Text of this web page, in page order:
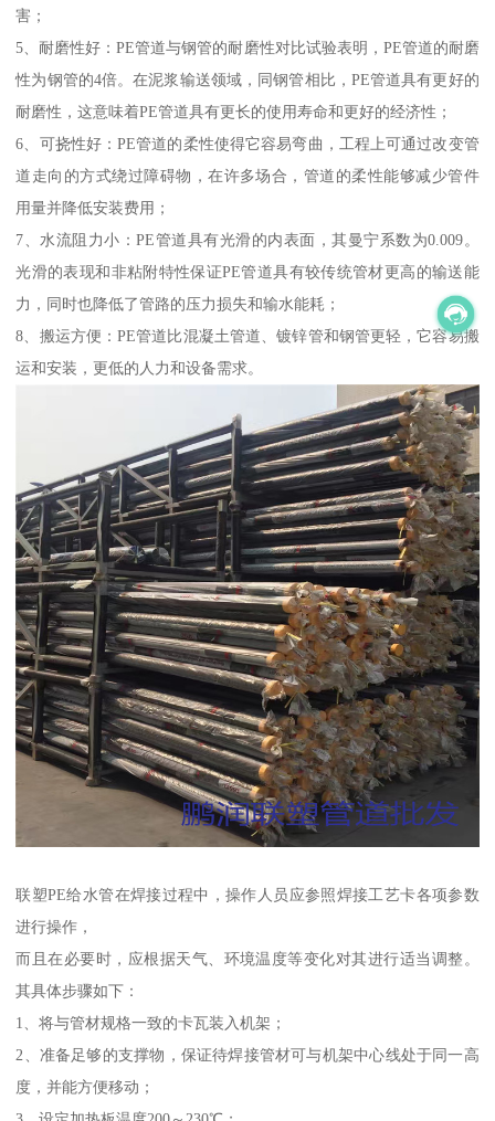
害；
5、耐磨性好：PE管道与钢管的耐磨性对比试验表明，PE管道的耐磨
性为钢管的4倍。在泥浆输送领域，同钢管相比，PE管道具有更好的
耐磨性，这意味着PE管道具有更长的使用寿命和更好的经济性；
6、可挠性好：PE管道的柔性使得它容易弯曲，工程上可通过改变管
道走向的方式绕过障碍物，在许多场合，管道的柔性能够减少管件
用量并降低安装费用；
7、水流阻力小：PE管道具有光滑的内表面，其曼宁系数为0.009。
光滑的表现和非粘附特性保证PE管道具有较传统管材更高的输送能
力，同时也降低了管路的压力损失和输水能耗；
8、搬运方便：PE管道比混凝土管道、镀锌管和钢管更轻，它容易搬
运和安装，更低的人力和设备需求。
联塑PE给水管在焊接过程中，操作人员应参照焊接工艺卡各项参数
进行操作，
而且在必要时，应根据天气、环境温度等变化对其进行适当调整。
其具体步骤如下：
1、将与管材规格一致的卡瓦装入机架；
2、准备足够的支撑物，保证待焊接管材可与机架中心线处于同一高
度，并能方便移动；